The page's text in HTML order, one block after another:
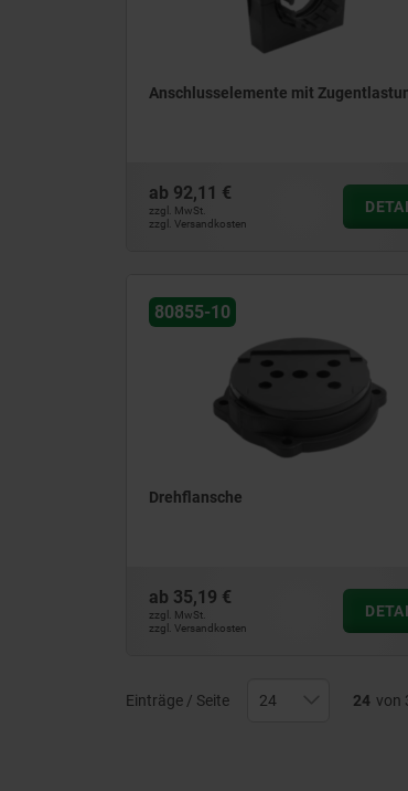
Anschlusselemente mit
ab 92,11 €
zzgl. MwSt.
zzgl. Versandkosten
80855-10
Drehflansche
ab 35,19 €
zzgl. MwSt.
zzgl. Versandkosten
Einträge / Seite 24 von